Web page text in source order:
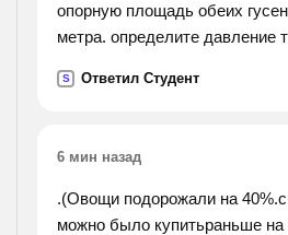
опорную площадь обеих
метра. определите давление
S Ответил Студент
6 мин назад
.(Овощи подорожали на
можно было купитьраньше на